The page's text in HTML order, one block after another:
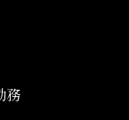
務